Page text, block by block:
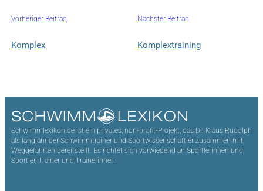
Vorheriger Beitrag
Komplex
Nächster Beitrag
Komplextraining
Schwimmlexikon.de ist ein privates, non-profit-Projekt, das Dr. Klaus Rudolph
als langjähriger Schwimmtrainer und Sportwissenschaftler zusammen mit
Weggefährten bereitstellt. Es richtet sich vorwiegend an Sportlerinnen und
Sportler, Trainer und Trainerinnen.